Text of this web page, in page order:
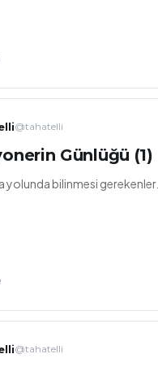
@tahatelli
Günlüğü (1)
yolunda bilinmesi gerekenler.
@tahatelli